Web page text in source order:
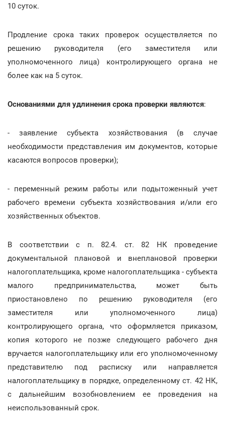
10 суток.
Продление срока таких проверок осуществляется по
решению руководителя (его заместителя или
уполномоченного лица) контролирующего органа не
более как на 5 суток.
Основаниями для удлинения срока проверки являются:
- заявление субъекта хозяйствования (в случае
необходимости представления им документов, которые
касаются вопросов проверки);
- переменный режим работы или подытоженный учет
рабочего времени субъекта хозяйствования и/или его
хозяйственных объектов.
В соответствии с п. 82.4. ст. 82 НК проведение
документальной плановой и внеплановой проверки
налогоплательщика, кроме налогоплательщика - субъекта
малого предпринимательства, может быть
приостановлено по решению руководителя (его
заместителя или уполномоченного лица)
контролирующего органа, что оформляется приказом,
копия которого не позже следующего рабочего дня
вручается налогоплательщику или его уполномоченному
представителю под расписку или направляется
налогоплательщику в порядке, определенному ст. 42 НК,
с дальнейшим возобновлением ее проведения на
неиспользованный срок.